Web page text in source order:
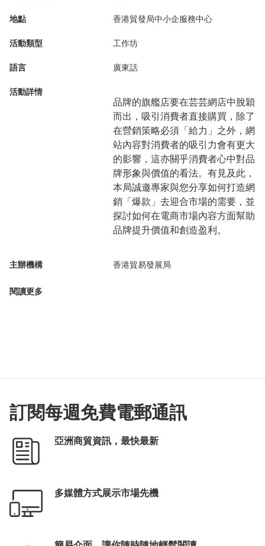
地點 香港貿發局中小企服務中心
活動類型 工作坊
語言 廣東話
活動詳情
品牌的旗艦店要在芸芸網店中脫穎
而出，吸引消費者直接購買，除了
在營銷策略必須「給力」之外，網
站內容對消費者的吸引力會有更大
的影響，這亦關乎消費者心中對品
牌形象與價值的看法。有見及此，
本局誠邀專家與您分享如何打造網
銷「爆款」去迎合市場的需要，並
探討如何在電商市場內容方面幫助
品牌提升價值和創造盈利。
主辦機構 香港貿易發展局
閱讀更多
訂閱每週免費電郵通訊
亞洲商貿資訊，最快最新
多媒體方式展示市場先機